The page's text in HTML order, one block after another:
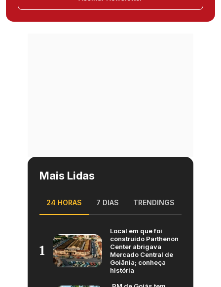
Mais Lidas
24 HORAS 7 DIAS TRENDINGS
1
Local em que foi
construído Parthenon
Center abrigava
Mercado Central de
Goiânia; conheça
história